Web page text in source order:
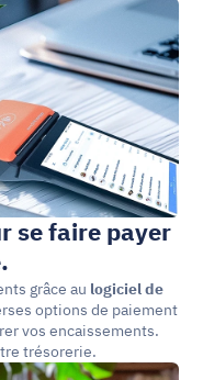
se faire payer
grâce au logiciel de
options de paiement
vos encaissements.
trésorerie.